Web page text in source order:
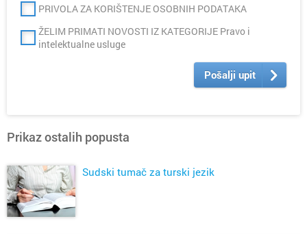
PRIVOLA ZA KORIŠTENJE OSOBNIH PODATAKA
ŽELIM PRIMATI NOVOSTI IZ KATEGORIJE Pravo i
intelektualne usluge
Pošalji upit
Prikaz ostalih popusta
Sudski tumač za turski jezik